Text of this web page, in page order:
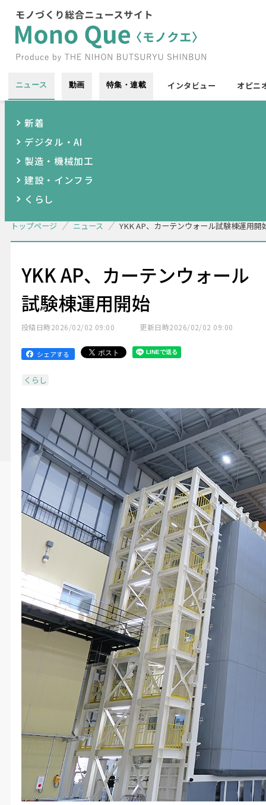
ニュース 動画 特集・連載 インタビュー オピニ
新着
デジタル・AI
製造・機械加工
建設・インフラ
くらし
トップページ ニュース YKK AP、カーテンウォール試験棟運用開
YKK AP、カーテンウォール
試験棟運用開始
投稿日時2026/02/02 09:00 更新日時2026/02/02 09:00
シェアする
くらし